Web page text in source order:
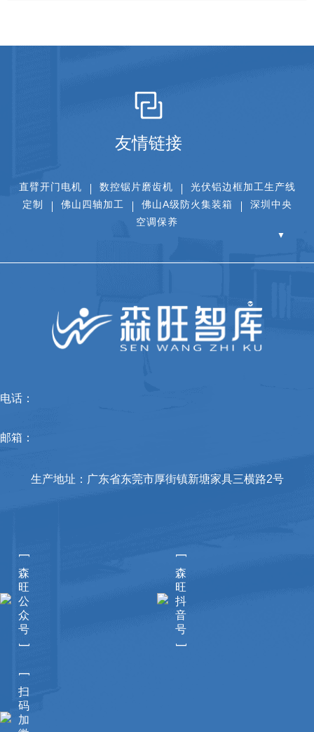
友情链接
直臂开门电机 数控锯片磨齿机
光伏铝边框加工生产线
定制
佛山四轴加工 佛山A级防火集装箱
深圳中央
空调保养
▼
电话：
邮箱：
生产地址：广东省东莞市厚街镇新塘家具三横路2号
[
森
旺
公
众
号
]
[
森
旺
抖
音
号
]
[
扫
码
加